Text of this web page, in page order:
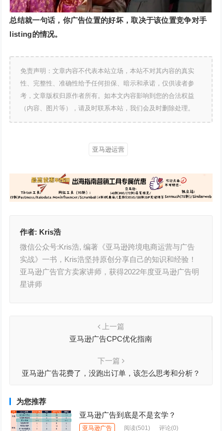
总结就一句话，你广告位置的好坏，取决于该位置竞争对手
listing的情况。
免责声明：文章内容不代表本站立场，本站不对其内容的真实
性、完整性、准确性给予任何担保、暗示和承诺，仅供读者参
考，文章版权归原作者所有。如本文内容影响到您的合法权益
（内容、图片等），请及时联系本站，我们会及时删除处理。
亚马逊运营
作者: Kris浩
微信公众号:Kris浩, 编著《亚马逊跨境电商运营与广告
实战》一书，Kris浩坚持原创分享自己的知识和经验！
亚马逊广告官方卖家讲师，获得2022年度亚马逊广告明
星讲师
上一篇
亚马逊广告CPC优化指南
下一篇
亚马逊广告花费了，没跑出订单，该怎么思考和分析？
为您推荐
亚马逊广告到底是不是玄学？
亚马逊广告 阅读(501) 评论(0)